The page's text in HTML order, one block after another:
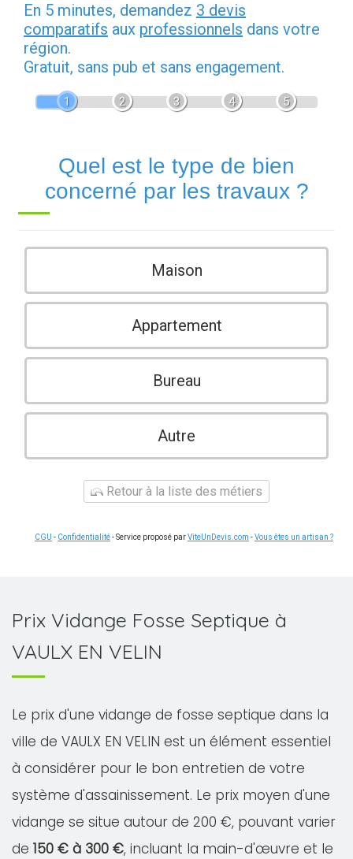
En 5 minutes, demandez 3 devis
comparatifs aux professionnels dans votre
région.
Gratuit, sans pub et sans engagement.
1 2 3 4 5
Quel est le type de bien
concerné par les travaux ?
Maison
Appartement
Bureau
Autre
Retour à la liste des métiers
CGU - Confidentialité- Service proposé parViteUnDevis.com -Vous êtes un artisan ?
Prix Vidange Fosse Septique à
VAULX EN VELIN
Le prix d'une vidange de fosse septique dans la
ville de VAULX EN VELIN est un élément essentiel
à considérer pour le bon entretien de votre
système d'assainissement. Le prix moyen d'une
vidange se situe autour de 200 €, pouvant varier
de 150 € à 300 €, incluant la main-d'œuvre et le